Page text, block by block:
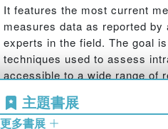
It features the most current
measures data as reported
experts in the field. The goal
techniques used to assess
accessible to a wide range of
"novice" data analyst can
主題書展
更多書展